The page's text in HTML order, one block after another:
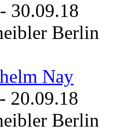
- 30.09.18
Berlin
Nay
- 20.09.18
Berlin